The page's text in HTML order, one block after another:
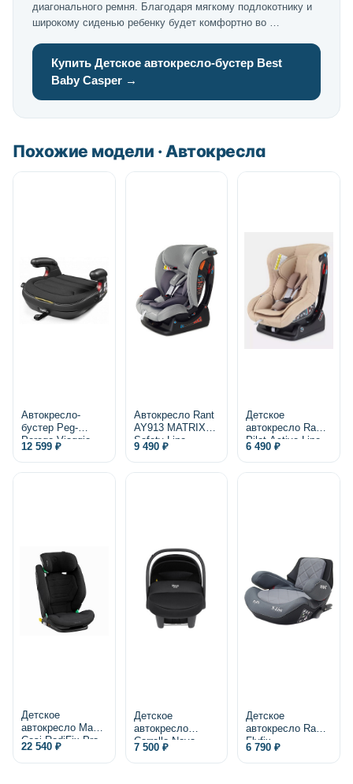
диагонального ремня. Благодаря мягкому подлокотнику и
широкому сиденью ребенку будет комфортно во …
Купить Детское автокресло-бустер Best
Baby Casper →
Похожие модели · Автокресла
Автокресло-
бустер Peg-
Perego Viaggio
Shuttle 2/3
12 599 ₽
Автокресло Rant
AY913 MATRIX
Safety Line
9 490 ₽
Детское
автокресло Rant
Pilot Active Line
6 490 ₽
Детское
автокресло Maxi-
Cosi RodiFix Pro
2 i-Size
22 540 ₽
Детское
автокресло
Carrello Nova
7 500 ₽
Детское
автокресло Rant
Flyfix
6 790 ₽